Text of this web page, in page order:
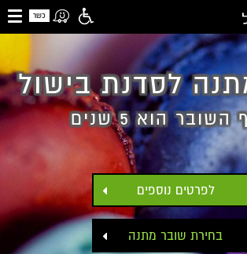
כשר
לסדנת בישול
הוא 5 שנים
בחירת שובר מתנה
לפרטים נוספים